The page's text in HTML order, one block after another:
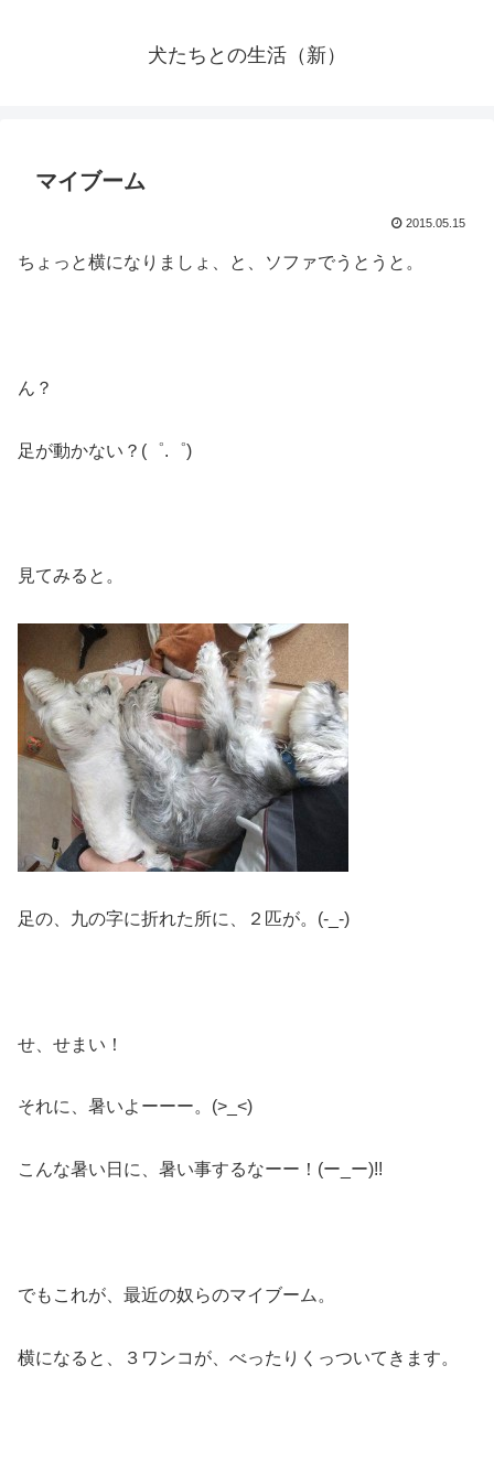
犬たちとの生活（新）
マイブーム
2015.05.15
ちょっと横になりましょ、と、ソファでうとうと。
ん？
足が動かない？(゜.゜)
見てみると。
足の、九の字に折れた所に、２匹が。(-_-)
せ、せまい！
それに、暑いよーーー。(>_<)
こんな暑い日に、暑い事するなーー！(ー_ー)!!
でもこれが、最近の奴らのマイブーム。
横になると、３ワンコが、べったりくっついてきます。